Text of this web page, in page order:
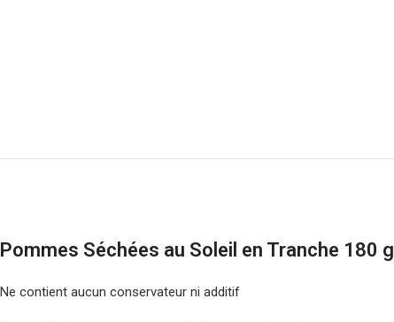
Pommes Séchées au Soleil en Tranche 180 g
Ne contient aucun conservateur ni additif